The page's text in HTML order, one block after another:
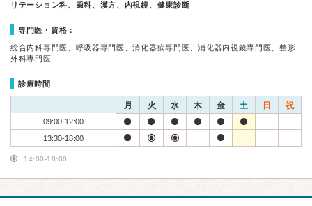
リテーション科、歯科、漢方、内視鏡、健康診断
専門医・資格：
総合内科専門医、呼吸器専門医、消化器病専門医、消化器内視鏡専門医、整形
外科専門医
診療時間
月 火 水 木 金 土 日 祝
09:00-12:00
13:30-18:00
14:00-18:00